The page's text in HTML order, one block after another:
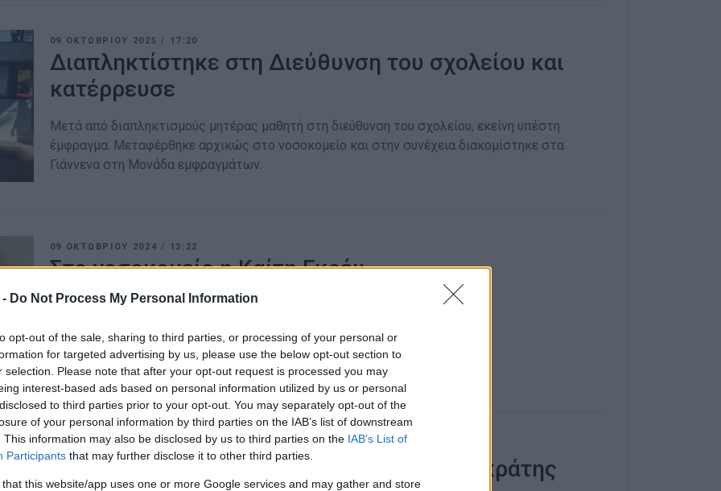
Do Not Process My Personal Information
opt-out of the sale, sharing to third parties, or processing of your personal or
for targeted advertising by us, please use the below opt-out section to
selection. Please note that after your opt-out request is processed you may
interest-based ads based on personal information utilized by us or personal
to third parties prior to your opt-out. You may separately opt-out of the
of your personal information by third parties on the IAB’s list of downstream
This information may also be disclosed by us to third parties on the IAB’s List of
Participants that may further disclose it to other third parties.
that this website/app uses one or more Google services and may gather and store
09 ΟΚΤΩΒΡΊΟΥ 2025 / 17:20
Διαπληκτίστηκε στη Διεύθυνση του σχολείου και
κατέρρευσε
Μετά από διαπληκτισμούς μητέρας μαθητή στη διεύθυνση του σχολείου, εκείνη υπέστη
έμφραγμα. Μεταφέρθηκε αρχικώς στο νοσοκομείο και στην συνέχεια διακομίστηκε στα
Γιάννενα στη Μονάδα εμφραγμάτων.
09 ΟΚΤΩΒΡΊΟΥ 2024 / 13:22
Στο νοσοκομείο η Καίτη Γκρέυ
Η κατάστασή της χαρακτηρίζεται ως «πολύ δύσκολη».
02 ΣΕΠΤΕΜΒΡΊΟΥ 2024 18:01
Συνελήφθη ο πρώην αντιδήμαρχος Λ. Παγκράτης